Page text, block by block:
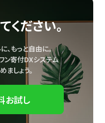
ください。
、もっと自由に。
ン寄付DXシステム
ましょう。
お試し